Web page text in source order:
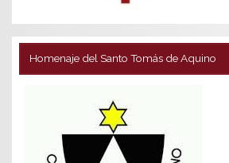
Homenaje del Santo Tomás de Aquino